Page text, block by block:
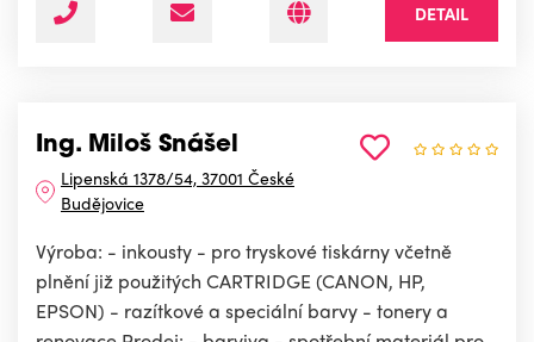
DETAIL
Ing. Miloš Snášel
Lipenská 1378/54, 37001 České
Budějovice
Výroba: - inkousty - pro tryskové tiskárny včetně
plnění již použitých CARTRIDGE (CANON, HP,
EPSON) - razítkové a speciální barvy - tonery a